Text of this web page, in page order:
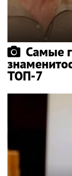
Самые
ТОП-7